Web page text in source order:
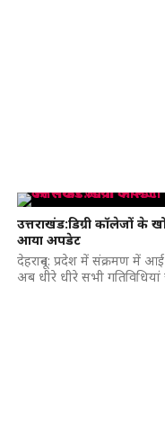
उत्तराखंड:डिग्री कॉलेजों
आया अपडेट
देहरादून: प्रदेश में संक्रमण में
अब धीरे धीरे सभी गतिविधियां